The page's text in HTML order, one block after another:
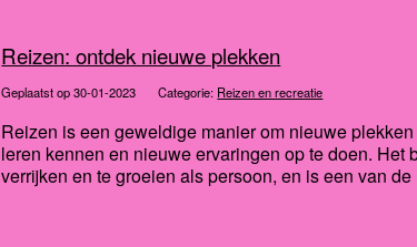
Reizen: ontdek nieuwe plekken
Geplaatst op 30-01-2023 Categorie: Reizen en recreatie
Reizen is een geweldige manier om nieuwe
leren kennen en nieuwe ervaringen op te doen. Het
verrijken en te groeien als persoon, en is een van de